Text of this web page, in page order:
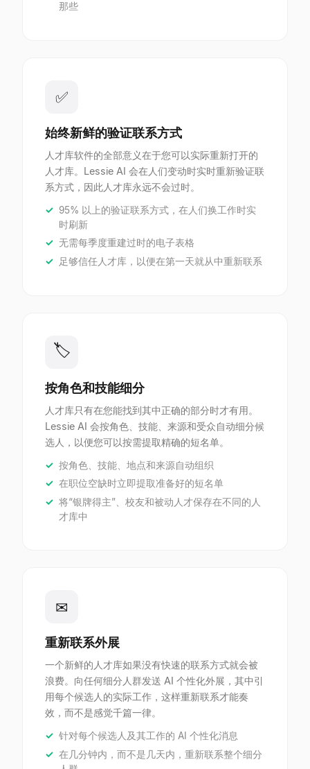
那些
✅
始终新鲜的验证联系方式
人才库软件的全部意义在于您可以实际重新打开的
人才库。Lessie AI 会在人们变动时实时重新验证联
系方式，因此人才库永远不会过时。
95% 以上的验证联系方式，在人们换工作时实
时刷新
无需每季度重建过时的电子表格
足够信任人才库，以便在第一天就从中重新联系
🏷
按角色和技能细分
人才库只有在您能找到其中正确的部分时才有用。
Lessie AI 会按角色、技能、来源和受众自动细分候
选人，以便您可以按需提取精确的短名单。
按角色、技能、地点和来源自动组织
在职位空缺时立即提取准备好的短名单
将“银牌得主”、校友和被动人才保存在不同的人
才库中
✉
重新联系外展
一个新鲜的人才库如果没有快速的联系方式就会被
浪费。向任何细分人群发送 AI 个性化外展，其中引
用每个候选人的实际工作，这样重新联系才能奏
效，而不是感觉千篇一律。
针对每个候选人及其工作的 AI 个性化消息
在几分钟内，而不是几天内，重新联系整个细分